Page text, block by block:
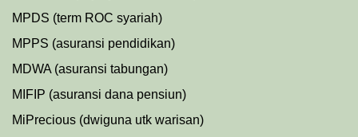
MPDS (term ROC syariah)
MPPS (asuransi pendidikan)
MDWA (asuransi tabungan)
MIFIP (asuransi dana pensiun)
MiPrecious (dwiguna utk warisan)